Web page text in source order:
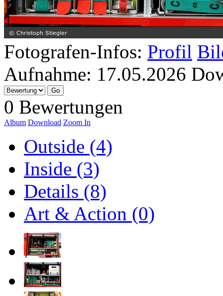
Fotografen-Infos: Profil
Aufnahme: 17.05.2026
0 Bewertungen
Album Download Zoom In
Outside (4)
Inside (3)
Details (8)
Art & Action (0)